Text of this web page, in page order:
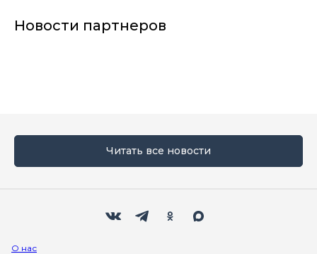
Новости партнеров
Читать все новости
О нас